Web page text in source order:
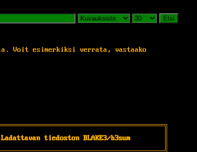
Etsi
Voit esimerkiksi verrata, vastaako
Ladattavan tiedoston BLAKE3/b3sum